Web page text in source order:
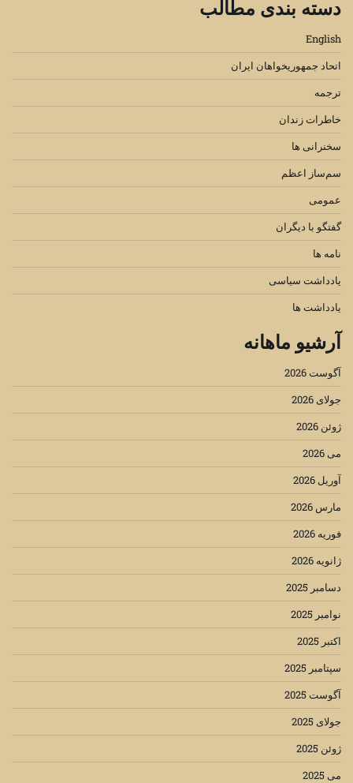
دسته بندی مطالب
English
اتحاد جمهوریخواهان ایران
ترجمه
خاطرات زندان
سخنرانی ها
سم‌ساز اعظم
عمومی
گفتگو با دیگران
نامه ها
یادداشت سیاسی
یادداشت ها
آرشیو ماهانه
آگوست 2026
جولای 2026
ژوئن 2026
می 2026
آوریل 2026
مارس 2026
فوریه 2026
ژانویه 2026
دسامبر 2025
نوامبر 2025
اکتبر 2025
سپتامبر 2025
آگوست 2025
جولای 2025
ژوئن 2025
می 2025